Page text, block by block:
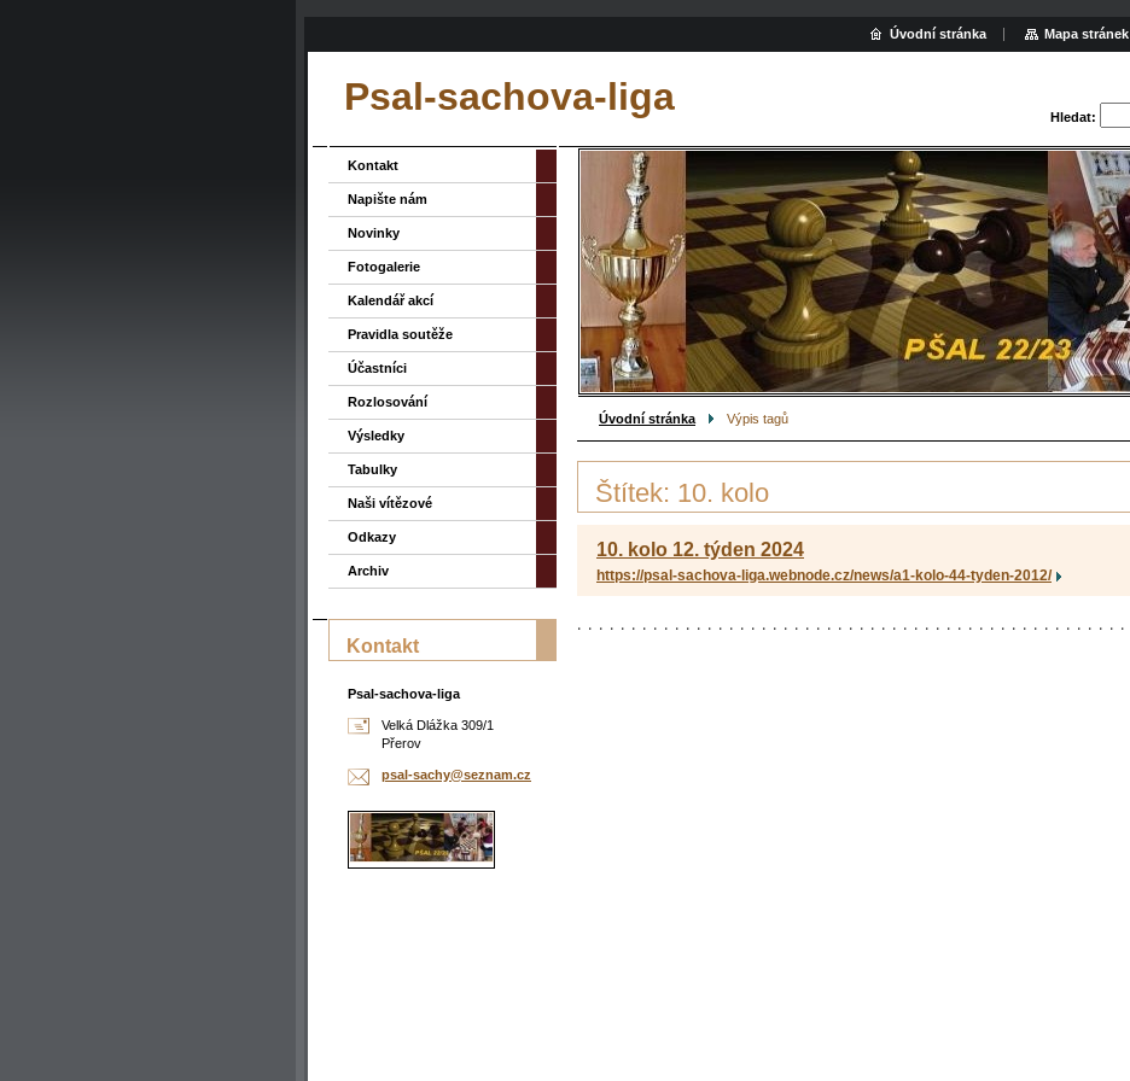
Psal-sachova-liga Hledat:
Úvodní stránka Výpis tagů
Štítek: 10. kolo
10. kolo 12. týden 2024
https://psal-sachova-liga.webnode.cz/news/a1-kolo-44-tyden-2012/
Kontakt
Napište nám
Novinky
Fotogalerie
Kalendář akcí
Pravidla soutěže
Účastníci
Rozlosování
Výsledky
Tabulky
Naši vítězové
Odkazy
Archiv
Kontakt
Psal-sachova-liga
Velká Dlážka 309/1
Přerov
psal-sachy@seznam.cz
Úvodní stránka Mapa stránek